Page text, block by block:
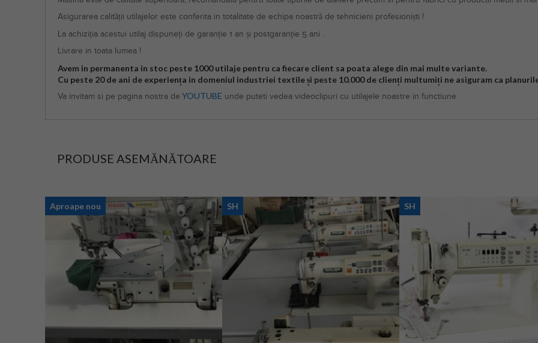
Asigurarea calității utilajelor este conferita in totalitate de echipa noastră de tehnicieni profesioniști !
La achiziția acestui utilaj dispuneți de garanție 1 an și postgaranție 5 ani .
Livrare in toata lumea !
Avem in permanenta in stoc peste 1000 utilaje pentru ca fiecare client sa poata alege din mai multe variante.
Cu peste 20 de ani de experiența in domeniul industriei textile și peste 10.000 de clienți multumiți ne asiguram ca
Va invitam si pe pagina nostra de YOUTUBE unde puteti vedea videoclipuri cu utilajele noastre in functiune
PRODUSE ASEMĂNĂTOARE
Aproape nou SH SH